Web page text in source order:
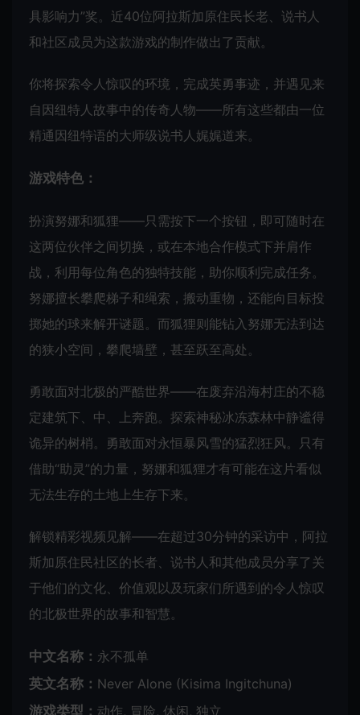
具影响力”奖。近40位阿拉斯加原住民长老、说书人
和社区成员为这款游戏的制作做出了贡献。
你将探索令人惊叹的环境，完成英勇事迹，并遇见来
自因纽特人故事中的传奇人物——所有这些都由一位
精通因纽特语的大师级说书人娓娓道来。
游戏特色：
扮演努娜和狐狸——只需按下一个按钮，即可随时在
这两位伙伴之间切换，或在本地合作模式下并肩作
战，利用每位角色的独特技能，助你顺利完成任务。
努娜擅长攀爬梯子和绳索，搬动重物，还能向目标投
掷她的球来解开谜题。而狐狸则能钻入努娜无法到达
的狭小空间，攀爬墙壁，甚至跃至高处。
勇敢面对北极的严酷世界——在废弃沿海村庄的不稳
定建筑下、中、上奔跑。探索神秘冰冻森林中静谧得
诡异的树梢。勇敢面对永恒暴风雪的猛烈狂风。只有
借助“助灵”的力量，努娜和狐狸才有可能在这片看似
无法生存的土地上生存下来。
解锁精彩视频见解——在超过30分钟的采访中，阿拉
斯加原住民社区的长者、说书人和其他成员分享了关
于他们的文化、价值观以及玩家们所遇到的令人惊叹
的北极世界的故事和智慧。
中文名称： 永不孤单
英文名称： Never Alone (Kisima Ingitchuna)
游戏类型： 动作, 冒险, 休闲, 独立